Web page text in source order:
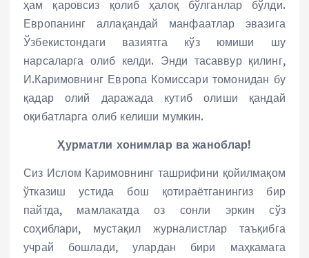
ҳам қаровсиз қолиб ҳалоқ бўлганлар бўлди.
Европанинг аллақандай манфаатлар эвазига
Ўзбекистондаги вазиятга кўз юмиши шу
нарсаларга олиб келди. Энди тасаввур қилинг,
И.Каримовнинг Европа Комиссари томонидан бу
қадар олий даражада кутиб олиши қандай
оқибатларга олиб келиши мумкин.
Ҳурматли хонимлар ва жаноблар!
Сиз Ислом Каримовнинг ташрифини қойилмақом
ўтказиш устида бош қотираётганингиз бир
пайтда, мамлакатда оз сонли эркин сўз
соҳиблари, мустақил журналистлар таъқибга
учрай бошлади, улардан бири маҳкамага